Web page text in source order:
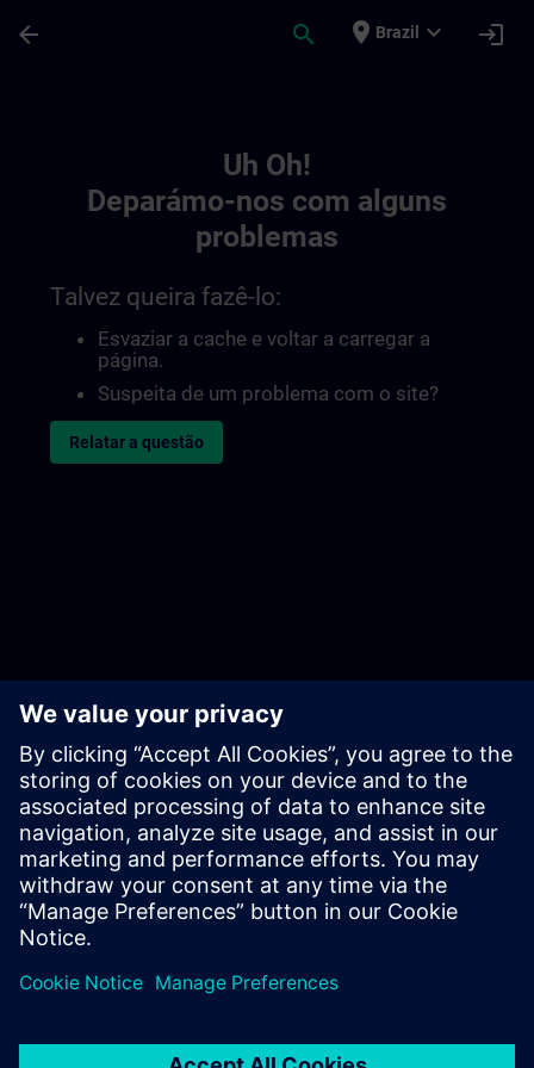
arrow_back search place Brazil expand_more login
Uh Oh!
Deparámo-nos com alguns
problemas
Talvez queira fazê-lo:
Esvaziar a cache e voltar a carregar a
página.
Suspeita de um problema com o site?
Relatar a questão